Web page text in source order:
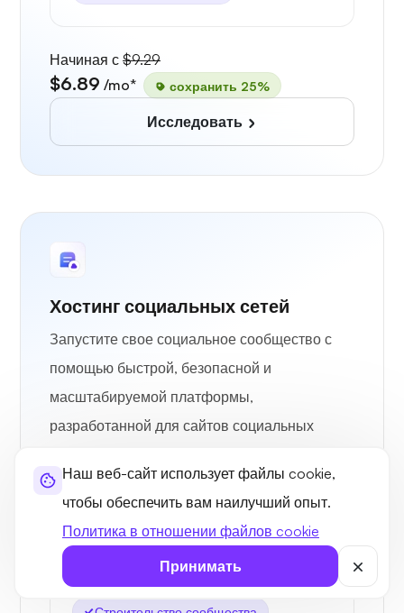
Наш веб-сайт использует файлы cookie,
чтобы обеспечить вам наилучший опыт.
Политика в отношении файлов cookie
Принимать
Начиная с $9.29
$6.89 /mo* сохранить 25%
Исследовать
Хостинг социальных сетей
Запустите свое социальное сообщество с
помощью быстрой, безопасной и
масштабируемой платформы,
разработанной для сайтов социальных
Лучше всего подходит для
Платформы социальных сетей